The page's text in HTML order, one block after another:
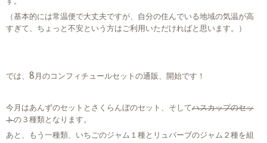
す。
（基本的には常温便で大丈夫ですが、自分の住んでいる地域の気温が高
すぎて、ちょっと不安という方はご利用いただければと思います。）
では、8月のコンフィチュールセットの通販、開始です！
今月はあんずのセットとさくらんぼのセット、そして ハスカップのセッ
トの３種類となります。
あと、もう一種類、いちごのジャム１種とリュバーブのジャム２種を組